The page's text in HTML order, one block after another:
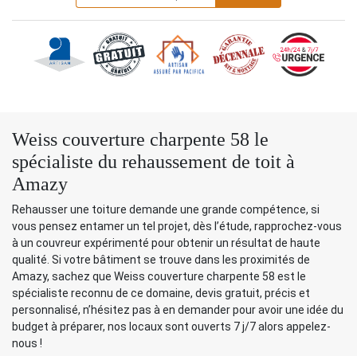
Weiss couverture charpente 58 le
spécialiste du rehaussement de toit à
Amazy
Rehausser une toiture demande une grande compétence, si
vous pensez entamer un tel projet, dès l’étude, rapprochez-vous
à un couvreur expérimenté pour obtenir un résultat de haute
qualité. Si votre bâtiment se trouve dans les proximités de
Amazy, sachez que Weiss couverture charpente 58 est le
spécialiste reconnu de ce domaine, devis gratuit, précis et
personnalisé, n’hésitez pas à en demander pour avoir une idée du
budget à préparer, nos locaux sont ouverts 7 j/7 alors appelez-
nous !